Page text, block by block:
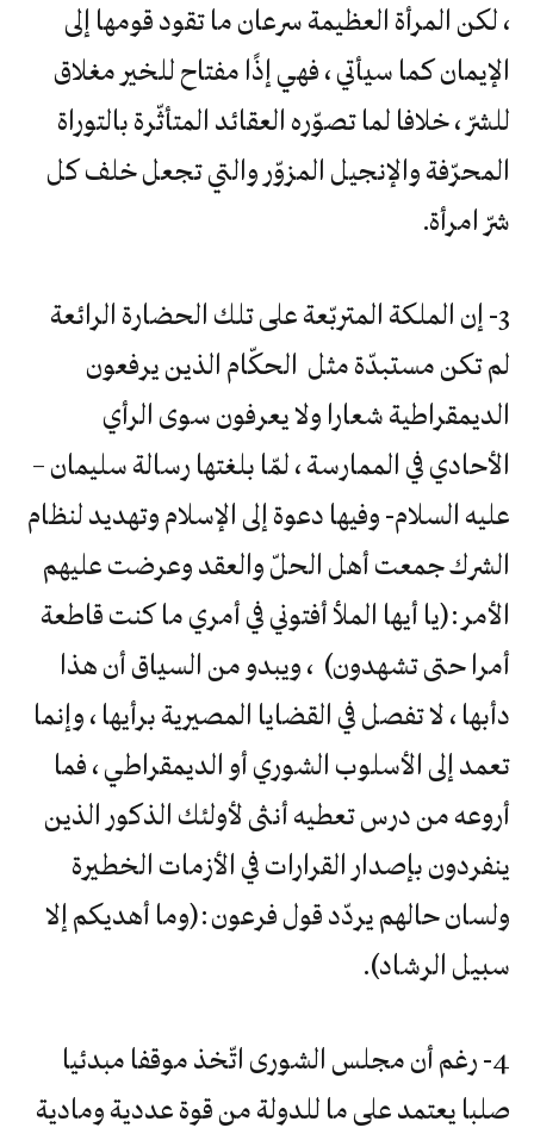
، لكن المرأة العظيمة سرعان ما تقود قومها إلى
الإيمان كما سيأتي ، فهي إذًا مفتاح للخير مغلاق
للشرّ ، خلافا لما تصوّره العقائد المتأثّرة بالتوراة
المحرّفة والإنجيل المزوّر والتي تجعل خلف كل
شرّ امرأة.
3- إن الملكة المتربّعة على تلك الحضارة الرائعة
لم تكن مستبدّة مثل الحكّام الذين يرفعون
الديمقراطية شعارا ولا يعرفون سوى الرأي
الأحادي في الممارسة ، لمّا بلغتها رسالة سليمان –
عليه السلام- وفيها دعوة إلى الإسلام وتهديد لنظام
الشرك جمعت أهل الحلّ والعقد وعرضت عليهم
الأمر :(يا أيها الملأ أفتوني في أمري ما كنت قاطعة
أمرا حتى تشهدون) ، ويبدو من السياق أن هذا
دأبها ، لا تفصل في القضايا المصيرية برأيها ، وإنما
تعمد إلى الأسلوب الشوري أو الديمقراطي ، فما
أروعه من درس تعطيه أنثى لأولئك الذكور الذين
ينفردون بإصدار القرارات في الأزمات الخطيرة
ولسان حالهم يردّد قول فرعون :(وما أهديكم إلا
سبيل الرشاد).
4- رغم أن مجلس الشورى اتّخذ موقفا مبدئيا
صلبا يعتمد على ما للدولة من قوة عددية ومادية